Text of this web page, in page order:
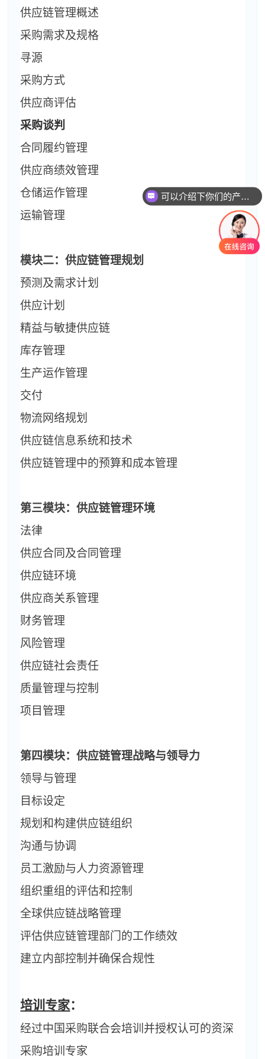
供应链管理概述
采购需求及规格
寻源
采购方式
供应商评估
采购谈判
合同履约管理
供应商绩效管理
仓储运作管理
运输管理
模块二：供应链管理规划
预测及需求计划
供应计划
精益与敏捷供应链
库存管理
生产运作管理
交付
物流网络规划
供应链信息系统和技术
供应链管理中的预算和成本管理
第三模块：供应链管理环境
法律
供应合同及合同管理
供应链环境
供应商关系管理
财务管理
风险管理
供应链社会责任
质量管理与控制
项目管理
第四模块：供应链管理战略与领导力
领导与管理
目标设定
规划和构建供应链组织
沟通与协调
员工激励与人力资源管理
组织重组的评估和控制
全球供应链战略管理
评估供应链管理部门的工作绩效
建立内部控制并确保合规性
培训专家：
经过中国采购联合会培训并授权认可的资深
采购培训专家